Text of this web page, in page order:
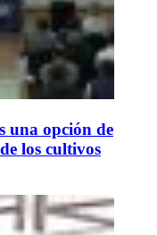
una opción de
los cultivos